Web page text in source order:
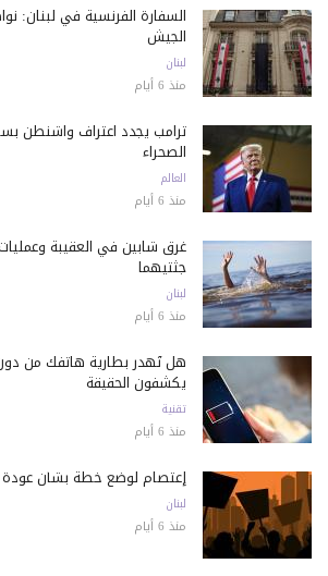
السفارة الفرنسية في لبنان:
الجيش
لبنان
منذ 6 أيام
ترامب يجدد اعتراف واشنطن
الصحراء
العالم
منذ 6 أيام
غرق شابين في العقيبة
جثتيهما
لبنان
منذ 6 أيام
هل تُهدر بطارية هاتفك من
يكشفون الحقيقة
تقنية
منذ 6 أيام
إعتصام لوضع خطة بشأن عودة
لبنان
منذ 6 أيام